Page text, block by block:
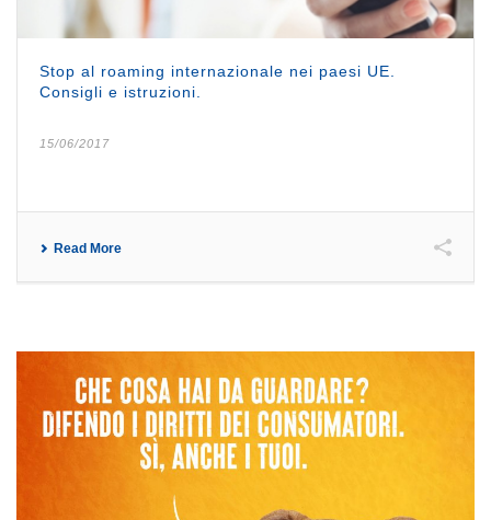
Stop al roaming internazionale nei paesi UE.
Consigli e istruzioni.
15/06/2017
Read More